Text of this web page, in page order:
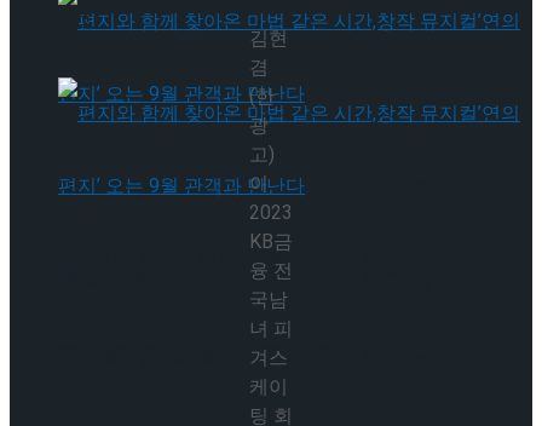
편지와 함께 찾아온 마법 같은 시간,창작 뮤지
컬’연의 편지’ 오는 9월 관객과 만난다
막!
편지와 함께 찾아온 마법 같은 시간,창작 뮤지
컬’연의 편지’ 오는 9월 관객과 만난다
김현
겸
(한
광
고)
이
2023
KB금
융 전
국남
녀 피
겨스
케이
팅 회